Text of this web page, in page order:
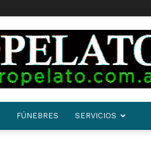
FÚNEBRES SERVICIOS